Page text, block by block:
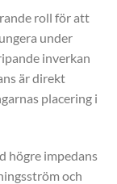
roll för att
under
inverkan
är direkt
placering i
högre impedans
och